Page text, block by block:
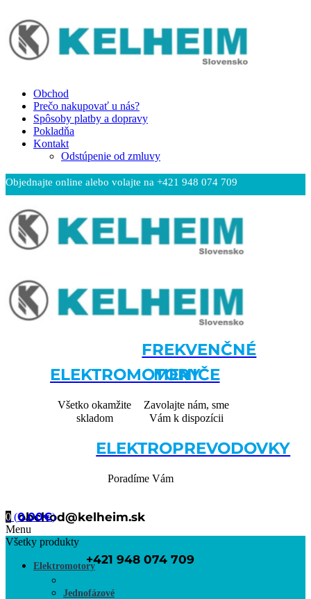
Obchod
Prečo nakupovať u nás?
Spôsoby platby a dopravy
Pokladňa
Kontakt
Odstúpenie od zmluvy
Objednajte online alebo volajte na +421 948 074 709
ELEKTROMOTORY
Všetko okamžite
skladom
FREKVENČNÉ
MENIČE
Zavolajte nám, sme
Vám k dispozícii
ELEKTROPREVODOVKY
Poradíme Vám
obchod@kelheim.sk
+421 948 074 709
0 (0.00€)
Menu
Všetky produkty
Elektromotory
Jednofázové